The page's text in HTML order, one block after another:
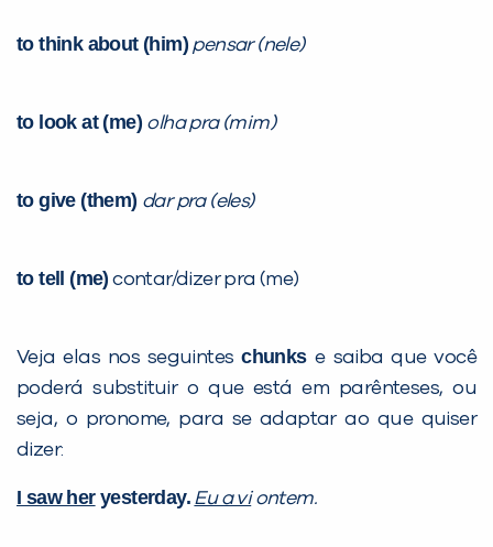
to think about (him) pensar (nele)
to look at (me) olha pra (mim)
to give (them) dar pra (eles)
to tell (me) contar/dizer pra (me)
Veja elas nos seguinteschunkse saiba que você
poderá substituir o que está em parênteses, ou
seja, o pronome, para se adaptar ao que quiser
dizer:
I saw heryesterday. Eu a viontem.